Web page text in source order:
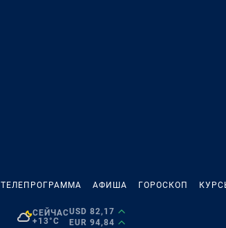
ТЕЛЕПРОГРАММА АФИША ГОРОСКОП
СЕЙЧАС
+13°C
USD 82,17
EUR 94,84